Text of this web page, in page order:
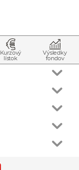
Kurzový
lístok
Výsledky
fondov